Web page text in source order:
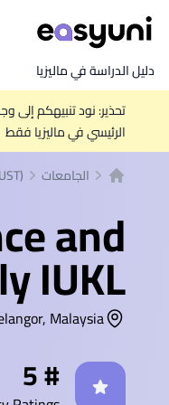
دليل الدراسة في ماليزيا
تحذير: نود تنبيهكم إلى
الرئيسي في ماليزيا فقط
الجامعات
and
IUKL
Malaysia
# 5